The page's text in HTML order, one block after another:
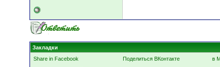
Закладки
Share in Facebook
Поделиться ВКонтакте
в